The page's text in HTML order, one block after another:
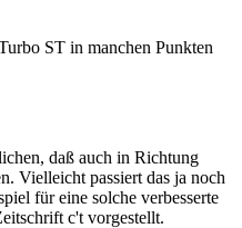
ST in manchen Punkten
daß auch in Richtung
Vielleicht passiert das ja noch
für eine solche verbesserte
c't vorgestellt.